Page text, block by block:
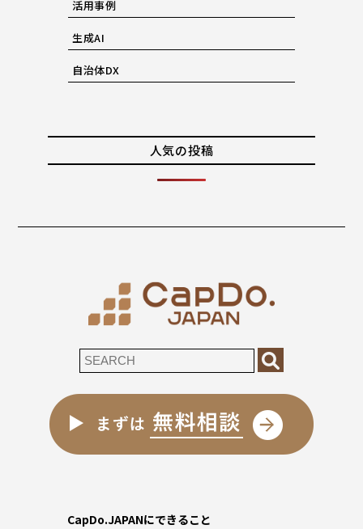
活用事例
生成AI
自治体DX
人気の投稿
CapDo.JAPANにできること